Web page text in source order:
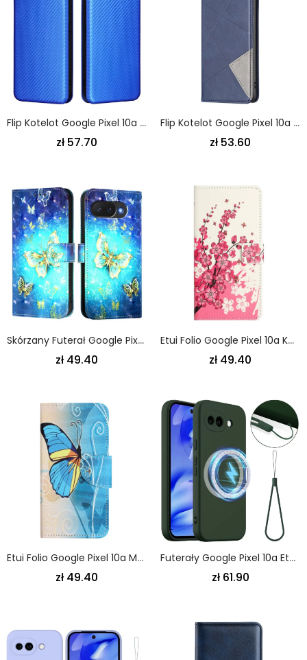
Flip Kotelot Google Pixel 10a Włókno Węglowe
zł 57.70
Flip Kotelot Google Pixel 10a Geometryczny
zł 53.60
Skórzany Futerał Google Pixel 10a Etui Na Telefon Złote Motyle
zł 49.40
Etui Folio Google Pixel 10a Kwiaty Śliwy
zł 49.40
Etui Folio Google Pixel 10a Motyl
zł 49.40
Futerały Google Pixel 10a Etui Na Telefon Magnetyczny Silikon Z Paskiem
zł 61.90